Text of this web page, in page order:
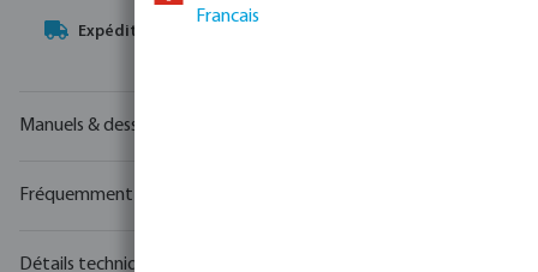
Votrepartenaire commercial
Francais